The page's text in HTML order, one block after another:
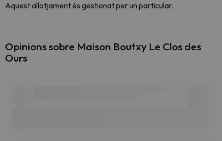
Aquest allotjament és gestionat per un particular.
Opinions sobre Maison Boutxy Le Clos des
Ours